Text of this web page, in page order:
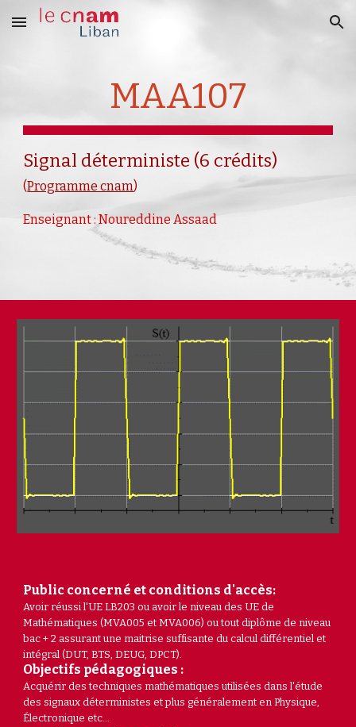
Skip to main content Skip to navigation
MAA107
Signal déterministe (6 crédits)
(Programme cnam)
Enseignant : Noureddine Assaad
Public concerné et conditions d'accès:
Avoir réussi l'UE LB203 ou avoir le niveau des UE de
Mathématiques (MVA005 et MVA006) ou tout diplôme de niveau
bac + 2 assurant une maitrise suffisante du calcul différentiel et
intégral (DUT, BTS, DEUG, DPCT).
Objectifs pédagogiques :
Acquérir des techniques mathématiques utilisées dans l'étude
des signaux déterministes et plus généralement en Physique,
Électronique etc...